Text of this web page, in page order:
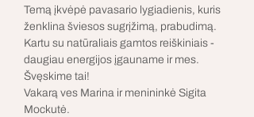
Temą įkvėpė pavasario lygiadienis, kuris
ženklina šviesos sugrįžimą, prabudimą.
Kartu su natūraliais gamtos reiškiniais -
daugiau energijos įgauname ir mes.
Švęskime tai!
Vakarą ves Marina ir menininkė Sigita
Mockutė.